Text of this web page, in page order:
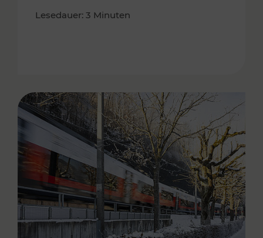
Lesedauer: 3 Minuten